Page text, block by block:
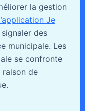
la gestion
l’application Je
des
municipale. Les
se confronte
raison de